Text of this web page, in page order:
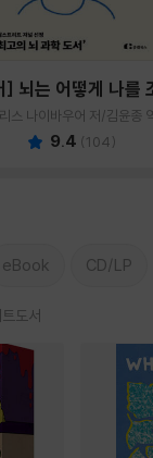
] 뇌는 어떻게 나를
스 나이바우어 저/김윤종
9.4 (104)
eBook CD/LP
도서